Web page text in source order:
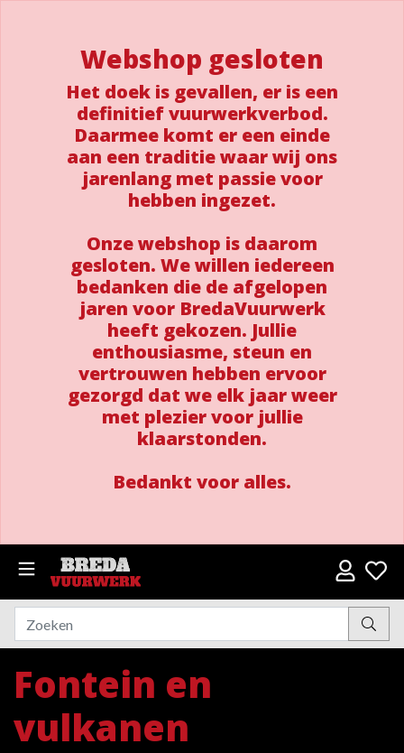
Webshop gesloten
Het doek is gevallen, er is een
definitief vuurwerkverbod.
Daarmee komt er een einde
aan een traditie waar wij ons
jarenlang met passie voor
hebben ingezet.
Onze webshop is daarom
gesloten. We willen iedereen
bedanken die de afgelopen
jaren voor BredaVuurwerk
heeft gekozen. Jullie
enthousiasme, steun en
vertrouwen hebben ervoor
gezorgd dat we elk jaar weer
met plezier voor jullie
klaarstonden.
Bedankt voor alles.
Fontein en
vulkanen